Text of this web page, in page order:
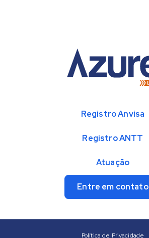
Registro Anvisa
Registro ANTT
Atuação
Entre em contato
Política de Privacidade